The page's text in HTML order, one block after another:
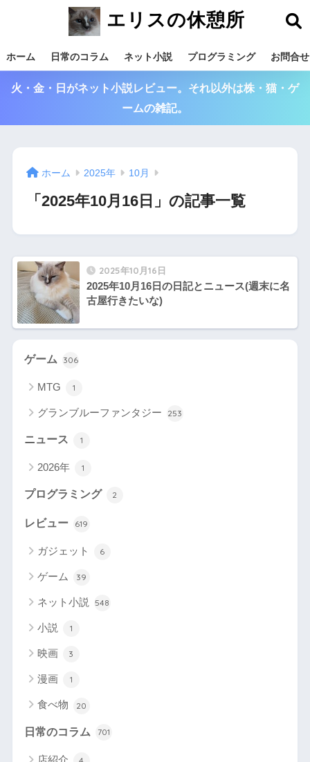
エリスの休憩所
ホーム 日常のコラム ネット小説 プログラミング お問合せ
火・金・日がネット小説レビュー。それ以外は株・猫・ゲ
ームの雑記。
ホーム 2025年 10月
「2025年10月16日」の記事一覧
2025年10月16日
2025年10月16日の日記とニュース(週末に名
古屋行きたいな)
ゲーム 306
MTG 1
グランブルーファンタジー 253
ニュース 1
2026年 1
プログラミング 2
レビュー 619
ガジェット 6
ゲーム 39
ネット小説 548
小説 1
映画 3
漫画 1
食べ物 20
日常のコラム 701
店紹介